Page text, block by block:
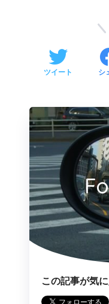
ツイート シ
この記事が気